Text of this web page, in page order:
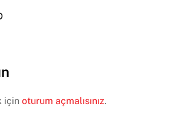
içinoturum açmalısınız.